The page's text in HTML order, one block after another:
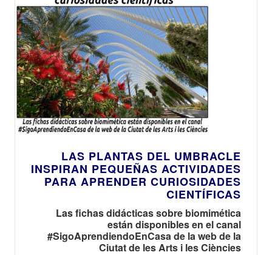
LAS PLANTAS DEL UMBRACLE
INSPIRAN PEQUEÑAS ACTIVIDADES
PARA APRENDER CURIOSIDADES
CIENTÍFICAS
Las fichas didácticas sobre biomimética
están disponibles en el canal
#SigoAprendiendoEnCasa de la web de la
Ciutat de les Arts i les Ciències